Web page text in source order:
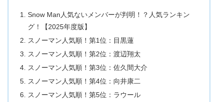
Snow Man人気ないメンバーが判明！？人気ランキン
グ！【2025年度版】
スノーマン人気順！第1位：目黒蓮
スノーマン人気順！第2位：渡辺翔太
スノーマン人気順！第3位：佐久間大介
スノーマン人気順！第4位：向井康二
スノーマン人気順！第5位：ラウール